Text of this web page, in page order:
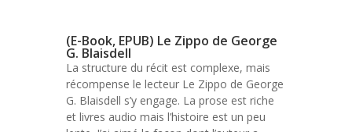
(E-Book, EPUB) Le Zippo de George
G. Blaisdell
La structure du récit est complexe, mais
récompense le lecteur Le Zippo de George
G. Blaisdell s’y engage. La prose est riche
et livres audio mais l’histoire est un peu